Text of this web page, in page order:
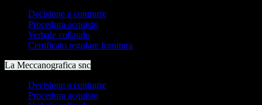
Decisione a contrarre
Procedura acquisto
Verbale collaudo
Certificato regolare fornitura
La Meccanografica snc
Decisione a contrarre
Procedura acquisto